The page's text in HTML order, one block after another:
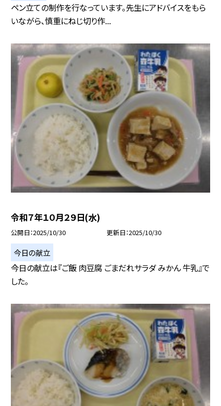
ペン立ての制作を行なっています。先生にアドバイスをもら
いながら、慎重にねじ切り作...
令和７年１０月２９日(水)
公開日 2025/10/30 更新日 2025/10/30
今日の献立
今日の献立は『ご飯 肉豆腐 ごまだれサラダ みかん 牛乳』で
した。